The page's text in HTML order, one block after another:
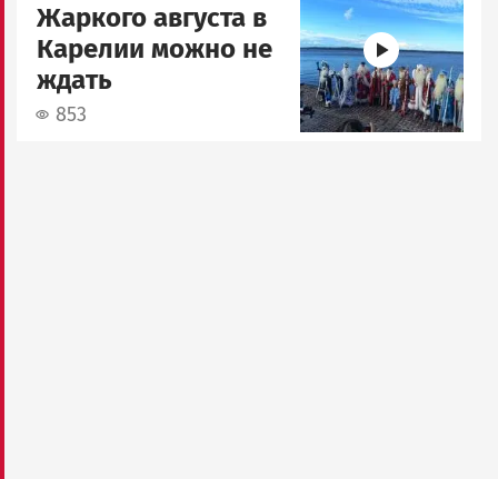
Жаркого августа в
Карелии можно не
ждать
853